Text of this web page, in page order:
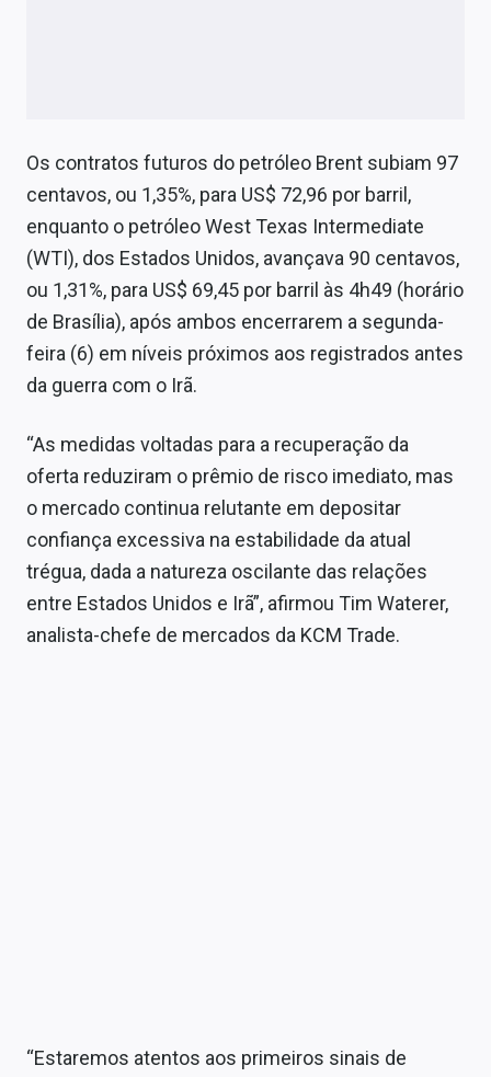
Expediente
Contato
Os contratos futuros do petróleo Brent subiam 97
centavos, ou 1,35%, para US$ 72,96 por barril,
enquanto o petróleo West Texas Intermediate
(WTI), dos Estados Unidos, avançava 90 centavos,
ou 1,31%, para US$ 69,45 por barril às 4h49 (horário
de Brasília), após ambos encerrarem a segunda-
feira (6) em níveis próximos aos registrados antes
da guerra com o Irã.
“As medidas voltadas para a recuperação da
oferta reduziram o prêmio de risco imediato, mas
o mercado continua relutante em depositar
confiança excessiva na estabilidade da atual
trégua, dada a natureza oscilante das relações
entre Estados Unidos e Irã”, afirmou Tim Waterer,
analista-chefe de mercados da KCM Trade.
“Estaremos atentos aos primeiros sinais de